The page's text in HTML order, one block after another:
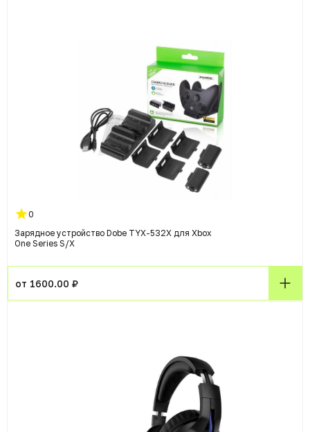
0
Зарядное устройство Dobe TYX-532X для Xbox
One Series S/X
от 1600.00 ₽